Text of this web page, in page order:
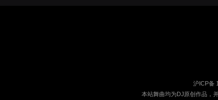
沪ICP备
本站舞曲均为DJ原创作品，